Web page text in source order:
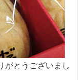
がとうございまし